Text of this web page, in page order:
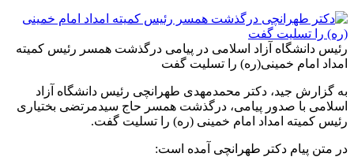
رئیس دانشگاه آزاد اسلامی در پیامی درگذشت همسر رئیس کمیته
امداد امام خمینی(ره) را تسلیت گفت
به گزارش جید، دکتر محمدمهدی طهرانچی رئیس دانشگاه آزاد
اسلامی با صدور پیامی، درگذشت همسر حاج سیدمرتضی بختیاری
رئیس کمیته امداد امام خمینی (ره) را تسلیت گفت.
در متن پیام دکتر طهرانچی آمده است: